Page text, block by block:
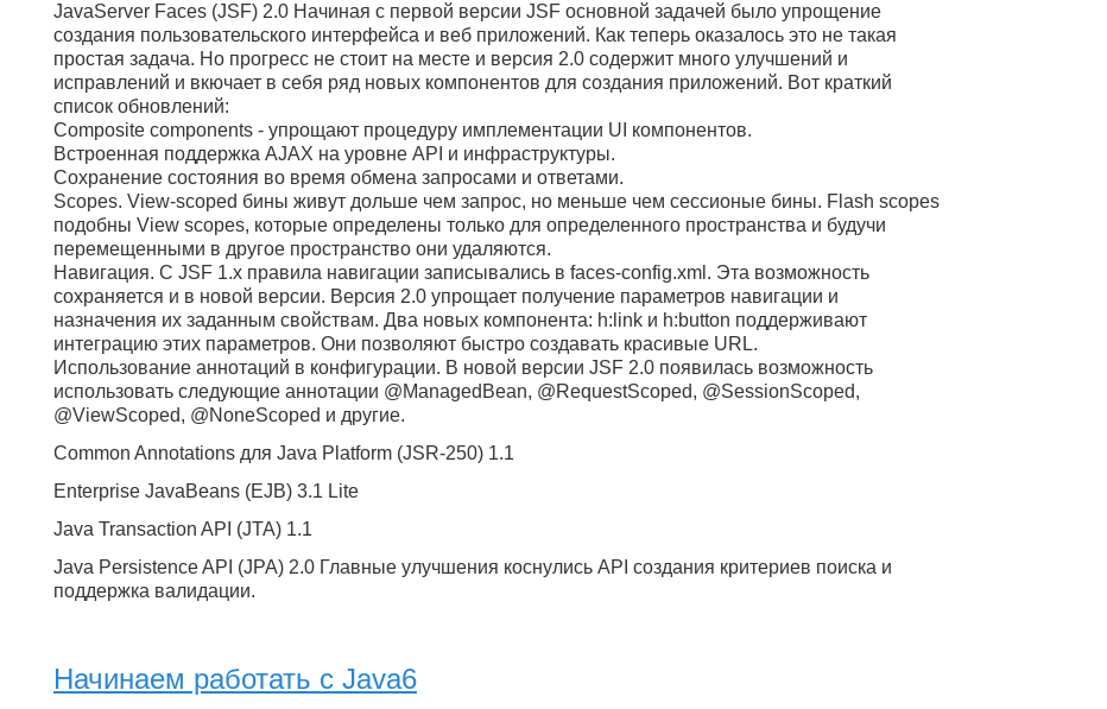
JavaServer Faces (JSF) 2.0 Начиная с первой версии JSF основной задачей было упрощение
создания пользовательского интерфейса и веб приложений. Как теперь оказалось это не такая
простая задача. Но прогресс не стоит на месте и версия 2.0 содержит много улучшений и
исправлений и вкючает в себя ряд новых компонентов для создания приложений. Вот краткий
список обновлений:
Composite components - упрощают процедуру имплементации UI компонентов.
Встроенная поддержка AJAX на уровне API и инфраструктуры.
Сохранение состояния во время обмена запросами и ответами.
Scopes. View-scoped бины живут дольше чем запрос, но меньше чем сессионые бины. Flash scopes
подобны View scopes, которые определены только для определенного пространства и будучи
перемещенными в другое пространство они удаляются.
Навигация. С JSF 1.x правила навигации записывались в faces-config.xml. Эта возможность
сохраняется и в новой версии. Версия 2.0 упрощает получение параметров навигации и
назначения их заданным свойствам. Два новых компонента: h:link и h:button поддерживают
интеграцию этих параметров. Они позволяют быстро создавать красивые URL.
Использование аннотаций в конфигурации. В новой версии JSF 2.0 появилась возможность
использовать следующие аннотации @ManagedBean, @RequestScoped, @SessionScoped,
@ViewScoped, @NoneScoped и другие.
Common Annotations для Java Platform (JSR-250) 1.1
Enterprise JavaBeans (EJB) 3.1 Lite
Java Transaction API (JTA) 1.1
Java Persistence API (JPA) 2.0 Главные улучшения коснулись API создания критериев поиска и
поддержка валидации.
Начинаем работать с Java6